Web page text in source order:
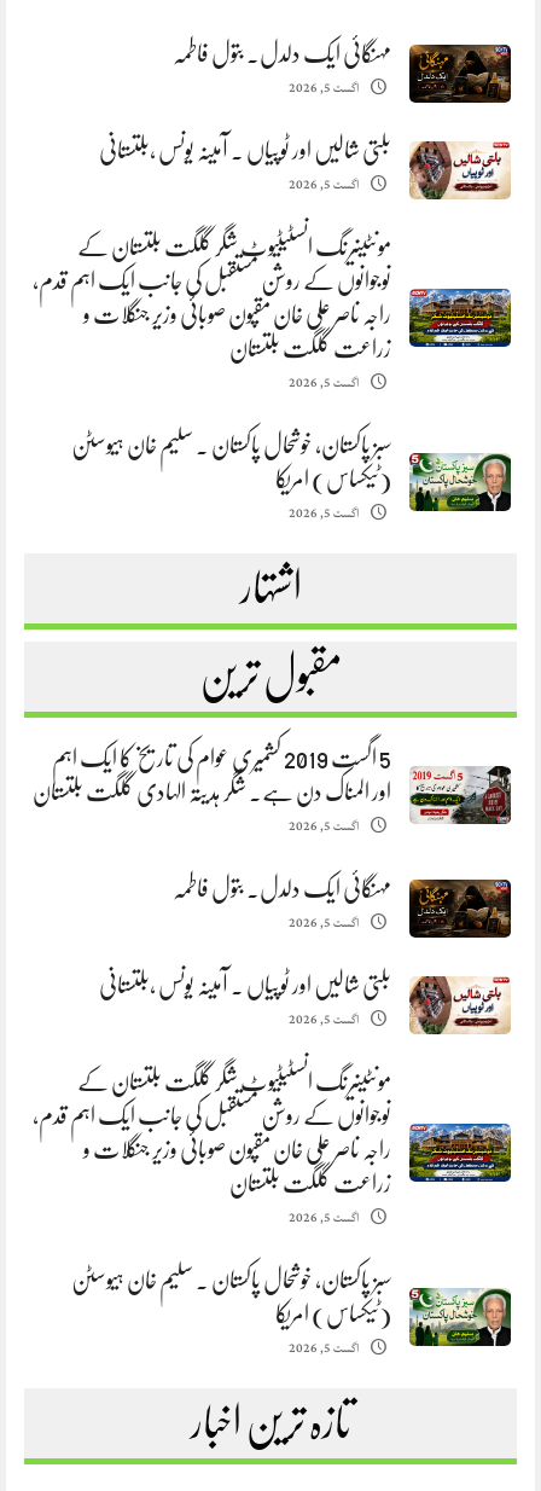
مہنگائی ایک دلدل. بتول فاطمہ
اگست 5, 2026
بلتی شالیں اور ٹوپیاں . آمینہ یونس ،بلتستانی
اگست 5, 2026
مونٹینیرنگ انسٹیٹیوٹ شگر گلگت بلتستان کے
نوجوانوں کے روشن مستقبل کی جانب ایک اہم قدم،
راجہ ناصر علی خان مقپون صوبائی وزیر جنگلات و
زراعت گلگت بلتستان
اگست 5, 2026
سبز پاکستان، خوشحال پاکستان . سلیم خان ہیوسٹن
(ٹیکساس) امریکا
اگست 5, 2026
اشتہار
مقبول ترین
5 اگست 2019 کشمیری عوام کی تاریخ کا ایک اہم
اور المناک دن ہے. شگر ہدیتہ الہادی گلگت بلتستان
اگست 5, 2026
مہنگائی ایک دلدل. بتول فاطمہ
اگست 5, 2026
بلتی شالیں اور ٹوپیاں . آمینہ یونس ،بلتستانی
اگست 5, 2026
مونٹینیرنگ انسٹیٹیوٹ شگر گلگت بلتستان کے
نوجوانوں کے روشن مستقبل کی جانب ایک اہم قدم،
راجہ ناصر علی خان مقپون صوبائی وزیر جنگلات و
زراعت گلگت بلتستان
اگست 5, 2026
سبز پاکستان، خوشحال پاکستان . سلیم خان ہیوسٹن
(ٹیکساس) امریکا
اگست 5, 2026
تازہ ترین اخبار